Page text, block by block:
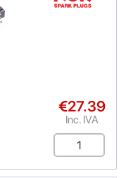
€27.39
Inc. IVA